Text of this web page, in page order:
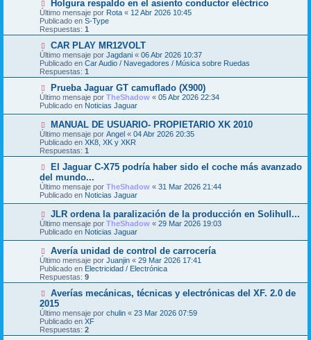
e
e
n
s
a
e
u
e
v
o
m
e
n
s
a
e
Holgura respaldo en el asiento conductor eléctrico
Último mensaje por Rota « 12 Abr 2026 10:45
Publicado en S-Type
Respuestas: 1
N
u
e
v
o
m
e
n
s
e
CAR PLAY MR12VOLT
Último mensaje por Jagdani « 06 Abr 2026 10:37
Publicado en Car Audio / Navegadores / Música sobre Ruedas
Respuestas: 1
N
u
e
v
o
m
e
n
s
e
Prueba Jaguar GT camuflado (X900)
Último mensaje por TheShadow « 05 Abr 2026 22:34
Publicado en Noticias Jaguar
N
u
e
v
o
m
e
n
s
a
j
e
MANUAL DE USUARIO- PROPIETARIO XK 2010
Último mensaje por Angel « 04 Abr 2026 20:35
Publicado en XK8, XK y XKR
Respuestas: 1
N
u
e
v
o
m
e
n
s
a
e
El Jaguar C-X75 podría haber sido el coche más avanzado
del mundo...
Último mensaje por TheShadow « 31 Mar 2026 21:44
Publicado en Noticias Jaguar
N
u
e
v
m
e
n
s
e
JLR ordena la paralización de la producción en Solihull...
Último mensaje por TheShadow « 29 Mar 2026 19:03
Publicado en Noticias Jaguar
N
u
e
v
o
m
e
n
s
a
j
Avería unidad de control de carrocería
Último mensaje por Juanjin « 29 Mar 2026 17:41
Publicado en Electricidad / Electrónica
Respuestas: 9
N
u
e
v
o
m
Averías mecánicas, técnicas y electrónicas del XF. 2.0 de
2015
Último mensaje por chulin « 23 Mar 2026 07:59
Publicado en XF
Respuestas: 2